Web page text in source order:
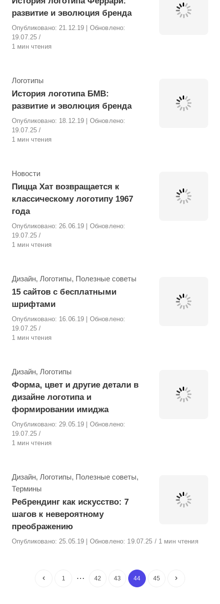
развитие и эволюция бренда
Опубликовано:21.12.19
| Обновлено:
19.07.25
1 мин чтения
Рубрика
Логотипы
История логотипа БМВ:
развитие и эволюция бренда
Опубликовано: 18.12.19
| Обновлено:
19.07.25
1 мин чтения
Рубрика
Новости
Пицца Хат возвращается к
классическому логотипу 1967
года
Опубликовано:26.06.19
| Обновлено:
19.07.25
1 мин чтения
Рубрика
Дизайн, Логотипы, Полезные советы
15 сайтов с бесплатными
шрифтами
Опубликовано: 16.06.19
| Обновлено:
19.07.25
1 мин чтения
Рубрика
Дизайн, Логотипы
Форма, цвет и другие детали в
дизайне логотипа и
формировании имиджа
Опубликовано:29.05.19
| Обновлено:
19.07.25
1 мин чтения
Рубрика
Дизайн, Логотипы, Полезные советы,
Термины
Ребрендинг как искусство: 7
шагов к невероятному
преображению
Опубликовано:25.05.19 | Обновлено: 19.07.25 1 мин чтения
1 … 42 43 44 45